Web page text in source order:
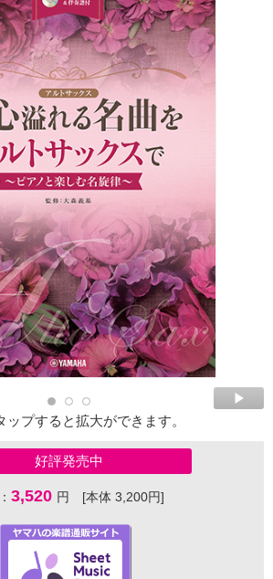
ップすると拡大ができます。
好評発売中
3,520 円 [本体 3,200円]